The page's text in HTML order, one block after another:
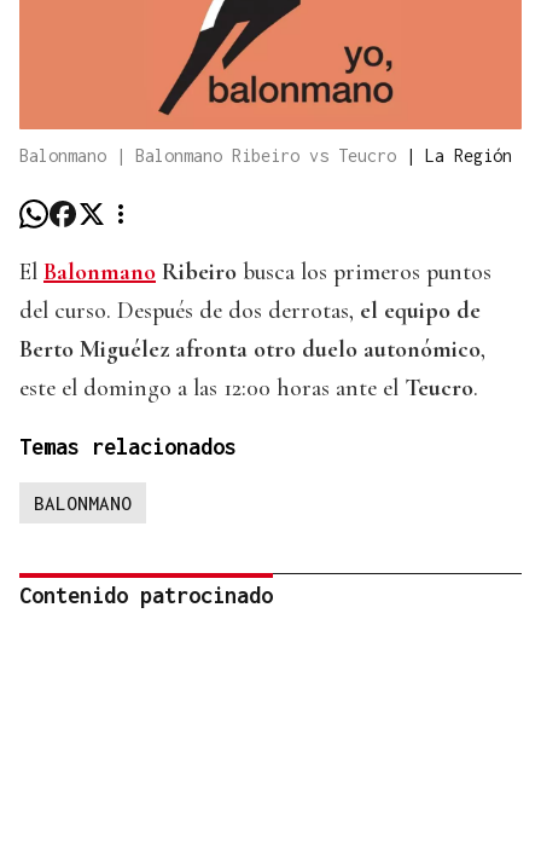
Balonmano | Balonmano Ribeiro vs Teucro | La Región
El Balonmano Ribeiro busca los primeros puntos
del curso. Después de dos derrotas, el equipo de
Berto Miguélez afronta otro duelo autonómico,
este el domingo a las 12:00 horas ante el Teucro.
Temas relacionados
BALONMANO
Contenido patrocinado